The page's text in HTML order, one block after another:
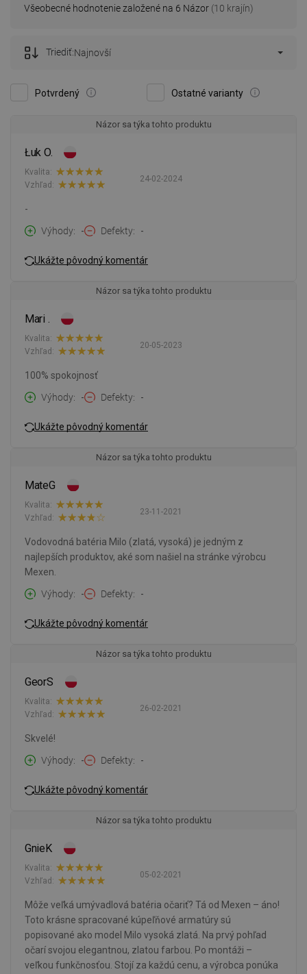
Všeobecné hodnotenie založené na 6 Názor (10 krajín)
Potvrdený Ostatné varianty
Triediť:Najnovší
Názor sa týka tohto produktu
Łuk O.
24-02-2024
Kvalita:
Vzhľad:
-
Výhody
- Defekty -
Ukážte pôvodný komentár
Názor sa týka tohto produktu
Mari .
20-05-2023
Kvalita:
Vzhľad:
100% spokojnosť
Výhody
- Defekty -
Ukážte pôvodný komentár
Názor sa týka tohto produktu
MateG
23-11-2021
Kvalita:
Vzhľad:
Vodovodná batéria Milo (zlatá, vysoká) je jedným z
najlepších produktov, aké som našiel na stránke výrobcu
Mexen.
Výhody
- Defekty -
Ukážte pôvodný komentár
Názor sa týka tohto produktu
GeorS
26-02-2021
Kvalita:
Vzhľad:
Skvelé!
Výhody
- Defekty -
Ukážte pôvodný komentár
Názor sa týka tohto produktu
GnieK
05-02-2021
Kvalita:
Vzhľad:
Môže veľká umývadlová batéria očariť? Tá od Mexen – áno!
Toto krásne spracované kúpeľňové armatúry sú
popisované ako model Milo vysoká zlatá. Na prvý pohľad
očarí svojou elegantnou, zlatou farbou. Po montáži –
veľkou funkčnosťou. Stojí za každú cenu, a výrobca ponúka